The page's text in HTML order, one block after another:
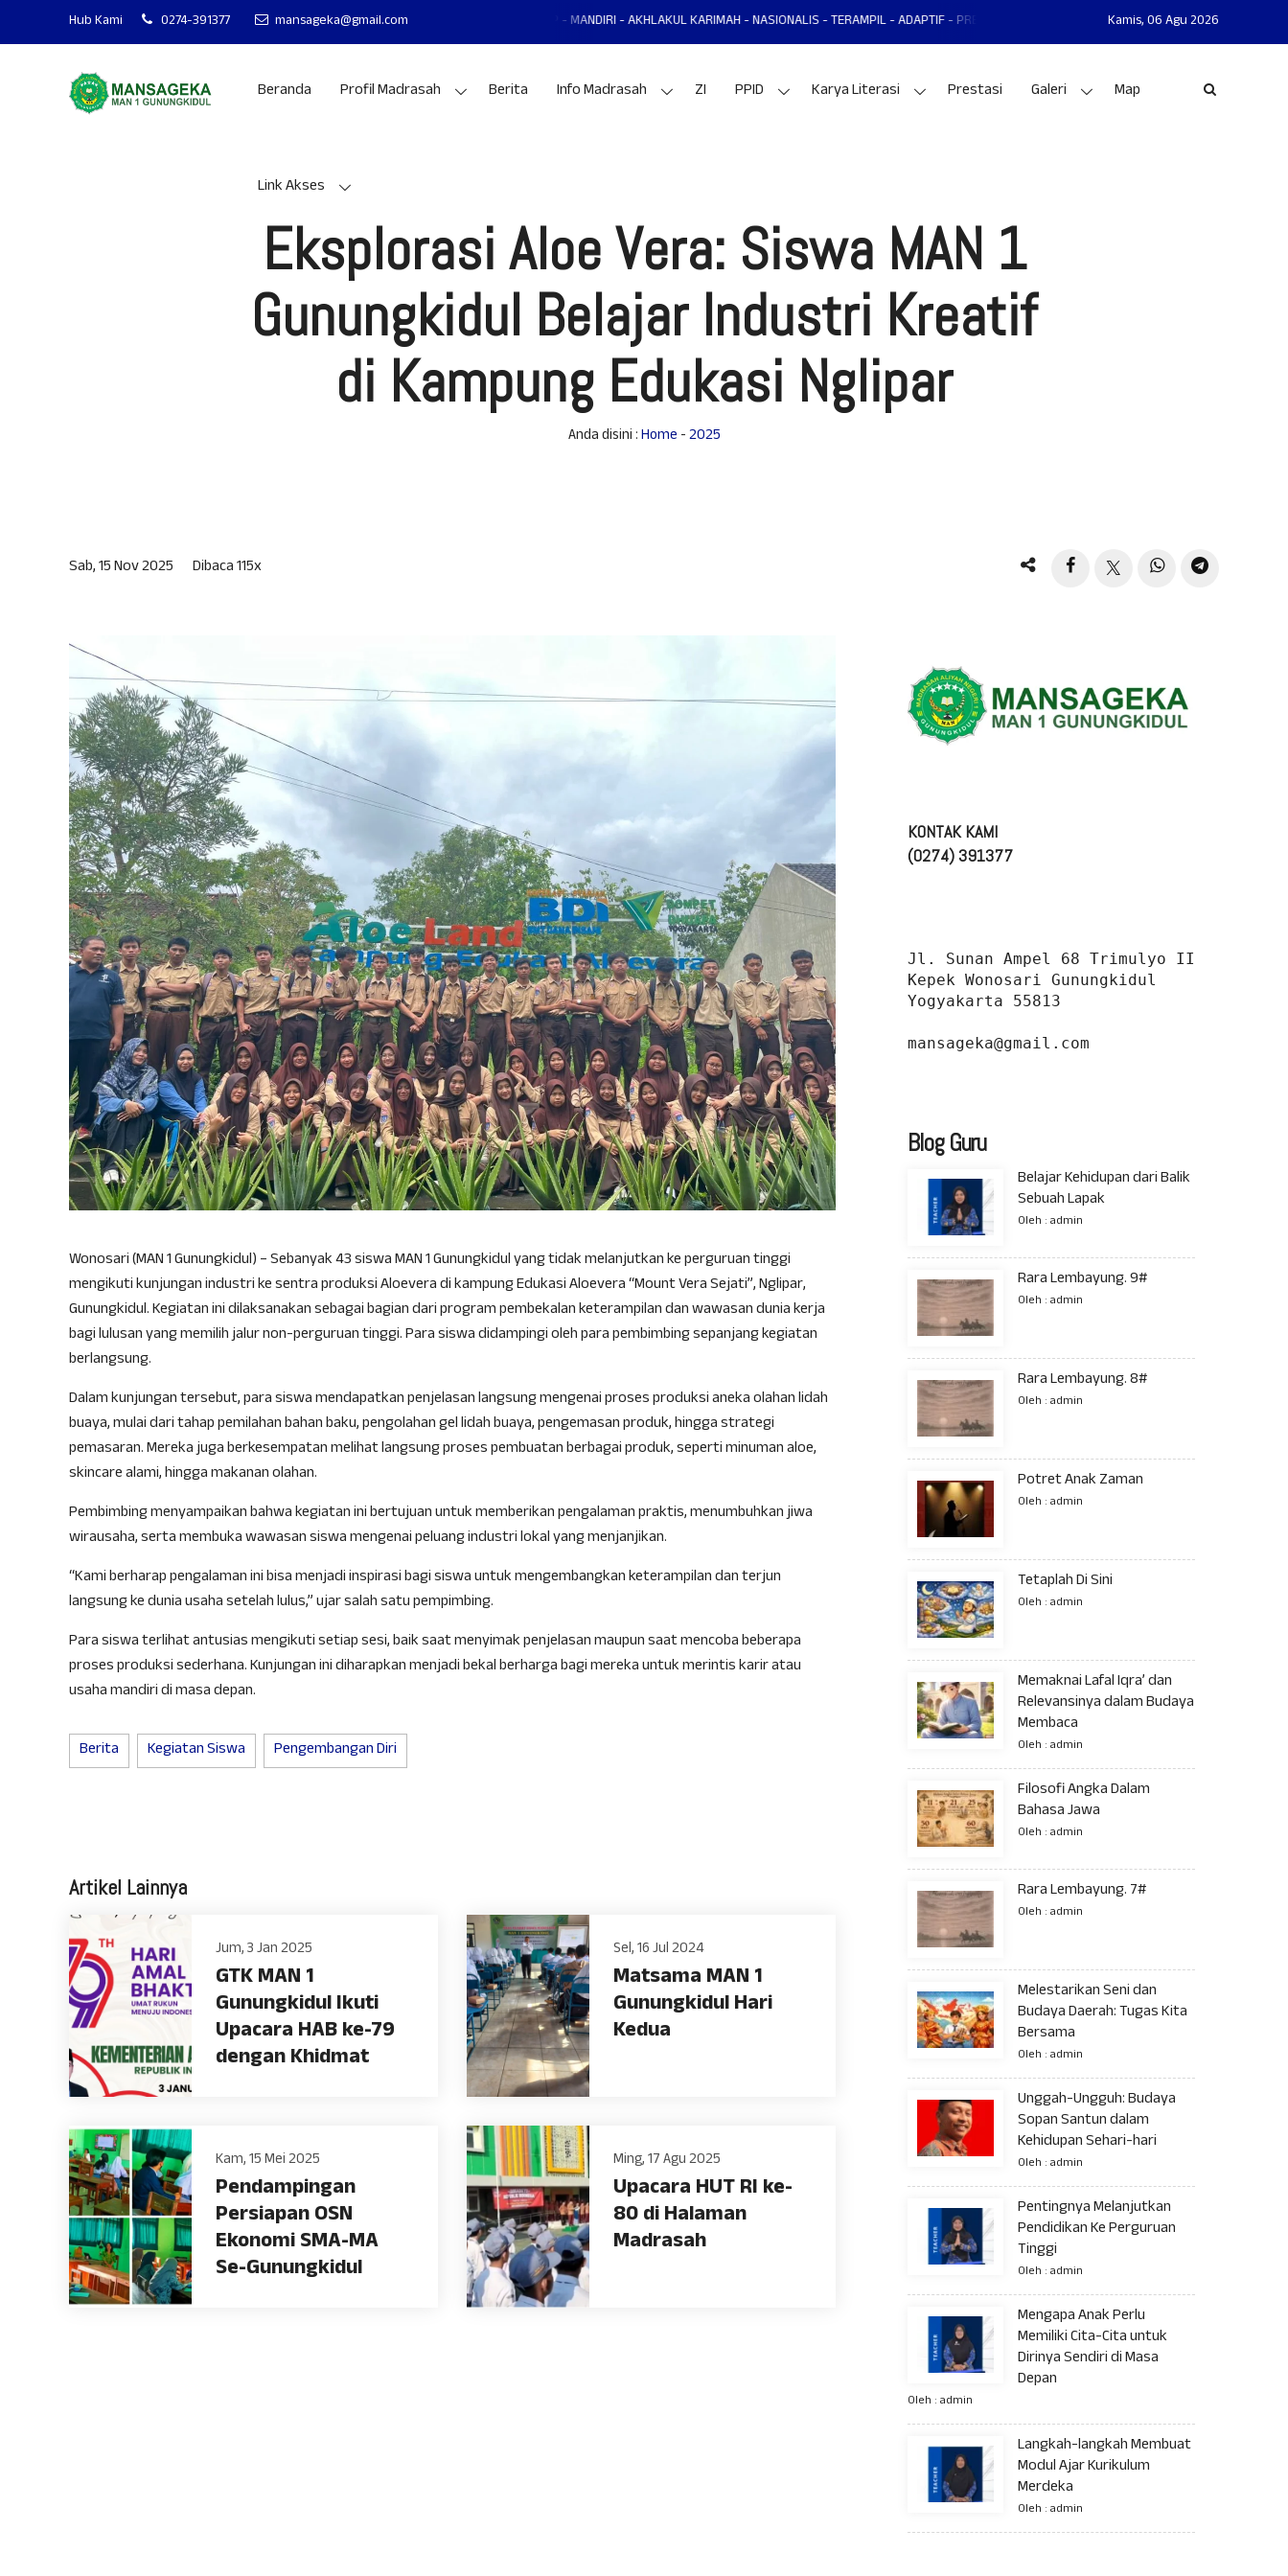
Hub Kami 0274-391377 mansageka@gmail.com
MAN 1 GUNUNGKIDUL MANTAP - MANDIRI - AKHLAKUL KARIMAH - NASIONALIS - TERAMPIL - ADAPTIF - PRESTASI MAN 1 GUNUNGKIDUL MANTAP - MANDIRI -
Kamis,06 Agu 2026
Beranda Profil Madrasah Berita Info Madrasah ZI PPID Karya Literasi Prestasi Galeri Map
Link Akses
Eksplorasi Aloe Vera: Siswa MAN 1
Gunungkidul Belajar Industri Kreatif
di Kampung Edukasi Nglipar
Anda disini :Home -2025
Sab, 15 Nov 2025 Dibaca 115x
Wonosari (MAN 1 Gunungkidul) – Sebanyak 43 siswa MAN 1 Gunungkidul yang tidak melanjutkan ke perguruan tinggi
mengikuti kunjungan industri ke sentra produksi Aloevera di kampung Edukasi Aloevera “Mount Vera Sejati”, Nglipar,
Gunungkidul. Kegiatan ini dilaksanakan sebagai bagian dari program pembekalan keterampilan dan wawasan dunia kerja
bagi lulusan yang memilih jalur non-perguruan tinggi. Para siswa didampingi oleh para pembimbing sepanjang kegiatan
berlangsung.
Dalam kunjungan tersebut, para siswa mendapatkan penjelasan langsung mengenai proses produksi aneka olahan lidah
buaya, mulai dari tahap pemilahan bahan baku, pengolahan gel lidah buaya, pengemasan produk, hingga strategi
pemasaran. Mereka juga berkesempatan melihat langsung proses pembuatan berbagai produk, seperti minuman aloe,
skincare alami, hingga makanan olahan.
Pembimbing menyampaikan bahwa kegiatan ini bertujuan untuk memberikan pengalaman praktis, menumbuhkan jiwa
wirausaha, serta membuka wawasan siswa mengenai peluang industri lokal yang menjanjikan.
“Kami berharap pengalaman ini bisa menjadi inspirasi bagi siswa untuk mengembangkan keterampilan dan terjun
langsung ke dunia usaha setelah lulus,” ujar salah satu pempimbing.
Para siswa terlihat antusias mengikuti setiap sesi, baik saat menyimak penjelasan maupun saat mencoba beberapa
proses produksi sederhana. Kunjungan ini diharapkan menjadi bekal berharga bagi mereka untuk merintis karir atau
usaha mandiri di masa depan.
Berita Kegiatan Siswa Pengembangan Diri
Artikel Lainnya
Jum, 3 Jan 2025
GTK MAN 1
Gunungkidul Ikuti
Upacara HAB ke-79
dengan Khidmat
Sel, 16 Jul 2024
Matsama MAN 1
Gunungkidul Hari
Kedua
Kam, 15 Mei 2025
Pendampingan
Persiapan OSN
Ekonomi SMA-MA
Se-Gunungkidul
Ming, 17 Agu 2025
Upacara HUT RI ke-
80 di Halaman
Madrasah
KONTAK KAMI
(0274) 391377
Jl. Sunan Ampel 68 Trimulyo II
Kepek Wonosari Gunungkidul
Yogyakarta 55813
mansageka@gmail.com
Blog Guru
Belajar Kehidupan dari Balik
Sebuah Lapak
Oleh : admin
Rara Lembayung. 9#
Oleh : admin
Rara Lembayung. 8#
Oleh : admin
Potret Anak Zaman
Oleh : admin
Tetaplah Di Sini
Oleh : admin
Memaknai Lafal Iqra’ dan
Relevansinya dalam Budaya
Membaca
Oleh : admin
Filosofi Angka Dalam
Bahasa Jawa
Oleh : admin
Rara Lembayung. 7#
Oleh : admin
Melestarikan Seni dan
Budaya Daerah: Tugas Kita
Bersama
Oleh : admin
Unggah-Ungguh: Budaya
Sopan Santun dalam
Kehidupan Sehari-hari
Oleh : admin
Pentingnya Melanjutkan
Pendidikan Ke Perguruan
Tinggi
Oleh : admin
Mengapa Anak Perlu
Memiliki Cita-Cita untuk
Dirinya Sendiri di Masa
Depan
Oleh : admin
Langkah-langkah Membuat
Modul Ajar Kurikulum
Merdeka
Oleh : admin